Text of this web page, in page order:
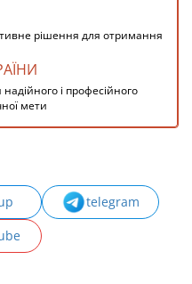
рішення для отримання
і професійного
мети
telegram